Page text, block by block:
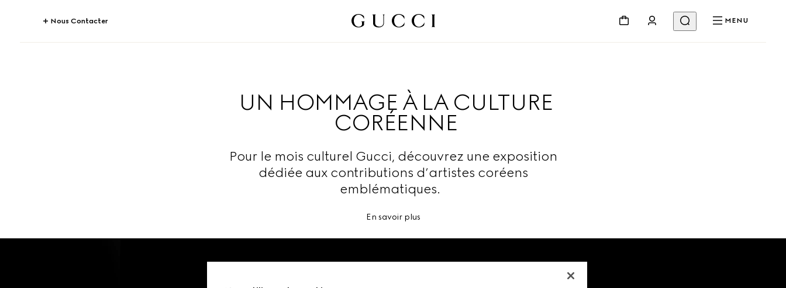
Nous Contacter MENU
UN HOMMAGE À LA CULTURE
CORÉENNE
Pour le mois culturel Gucci, découvrez une exposition
dédiée aux contributions d’artistes coréens
emblématiques.
En savoir plus